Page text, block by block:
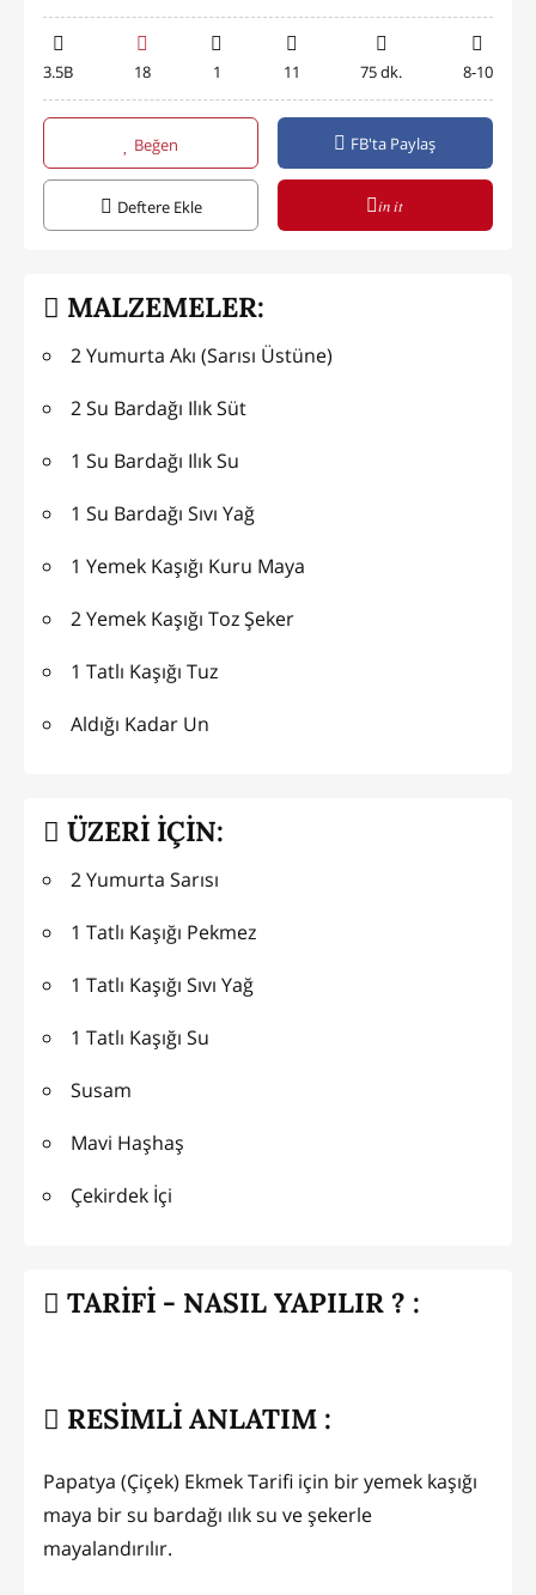
3.5B 18 1 11 75 dk. 8-10
Beğen FB'ta Paylaş
Deftere Ekle in it
MALZEMELER:
2 Yumurta Akı (Sarısı Üstüne)
2 Su Bardağı Ilık Süt
1 Su Bardağı Ilık Su
1 Su Bardağı Sıvı Yağ
1 Yemek Kaşığı Kuru Maya
2 Yemek Kaşığı Toz Şeker
1 Tatlı Kaşığı Tuz
Aldığı Kadar Un
ÜZERİ İÇİN:
2 Yumurta Sarısı
1 Tatlı Kaşığı Pekmez
1 Tatlı Kaşığı Sıvı Yağ
1 Tatlı Kaşığı Su
Susam
Mavi Haşhaş
Çekirdek İçi
TARİFİ - NASIL YAPILIR ? :
RESİMLİ ANLATIM :
Papatya (Çiçek) Ekmek Tarifi için bir yemek kaşığı
maya bir su bardağı ılık su ve şekerle
mayalandırılır.